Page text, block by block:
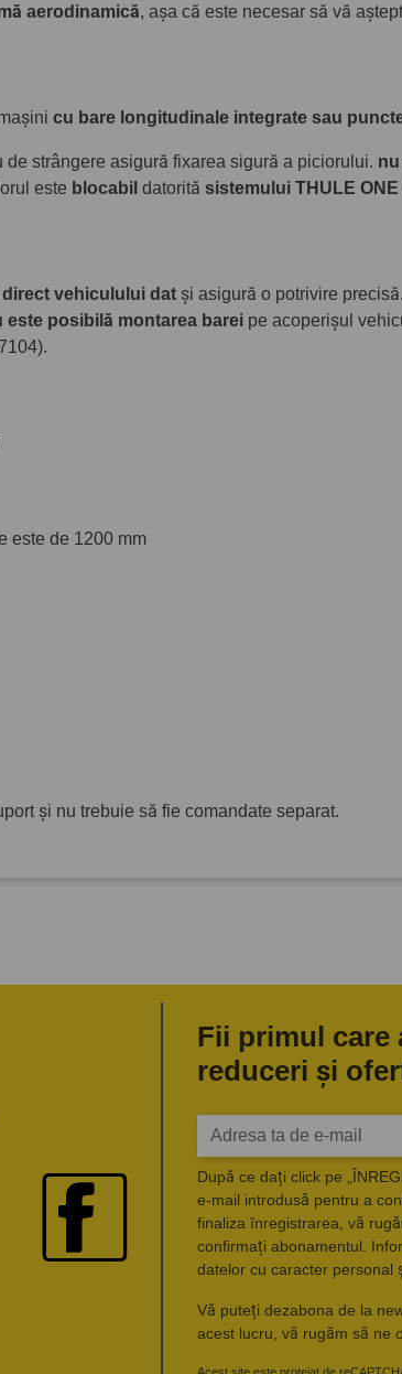
aerodinamică, așa că este necesar să vă
cu bare longitudinale integrate sau
strângere asigură fixarea sigură a piciorului.
este blocabil datorită sistemului THULE
vehiculului dat și asigură o potrivire
este posibilă montarea barei pe acoperișul
este de 1200 mm
și nu trebuie să fie comandate separat.
Fii primul care
reduceri și
După ce dați click pe
e-mail introdusă pentru a
finaliza înregistrarea, vă
confirmați abonamentul.
datelor cu caracter personal
Vă puteți dezabona de la
acest lucru, vă rugăm să ne